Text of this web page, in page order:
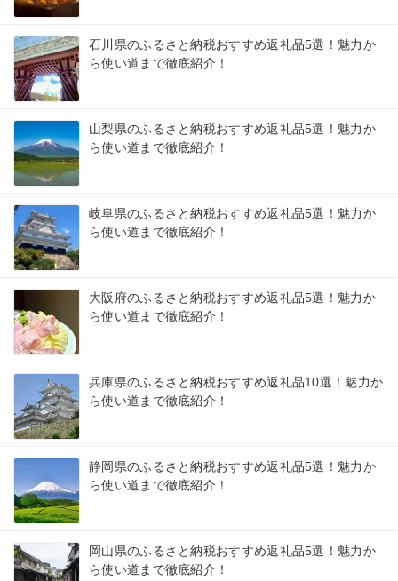
石川県のふるさと納税おすすめ返礼品5選！魅力か
ら使い道まで徹底紹介！
山梨県のふるさと納税おすすめ返礼品5選！魅力か
ら使い道まで徹底紹介！
岐阜県のふるさと納税おすすめ返礼品5選！魅力か
ら使い道まで徹底紹介！
大阪府のふるさと納税おすすめ返礼品5選！魅力か
ら使い道まで徹底紹介！
兵庫県のふるさと納税おすすめ返礼品10選！魅力か
ら使い道まで徹底紹介！
静岡県のふるさと納税おすすめ返礼品5選！魅力か
ら使い道まで徹底紹介！
岡山県のふるさと納税おすすめ返礼品5選！魅力か
ら使い道まで徹底紹介！